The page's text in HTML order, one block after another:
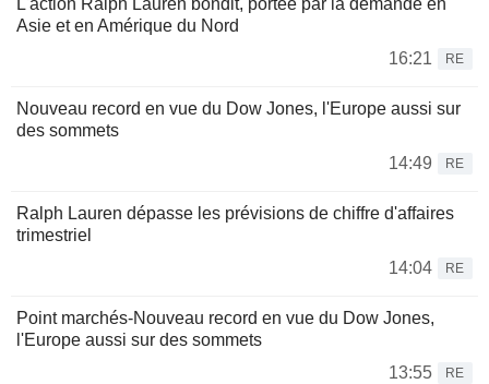
L'action Ralph Lauren bondit, portée par la demande en
Asie et en Amérique du Nord
16:21
RE
Nouveau record en vue du Dow Jones, l'Europe aussi sur
des sommets
14:49
RE
Ralph Lauren dépasse les prévisions de chiffre d'affaires
trimestriel
14:04
RE
Point marchés-Nouveau record en vue du Dow Jones,
l'Europe aussi sur des sommets
13:55
RE